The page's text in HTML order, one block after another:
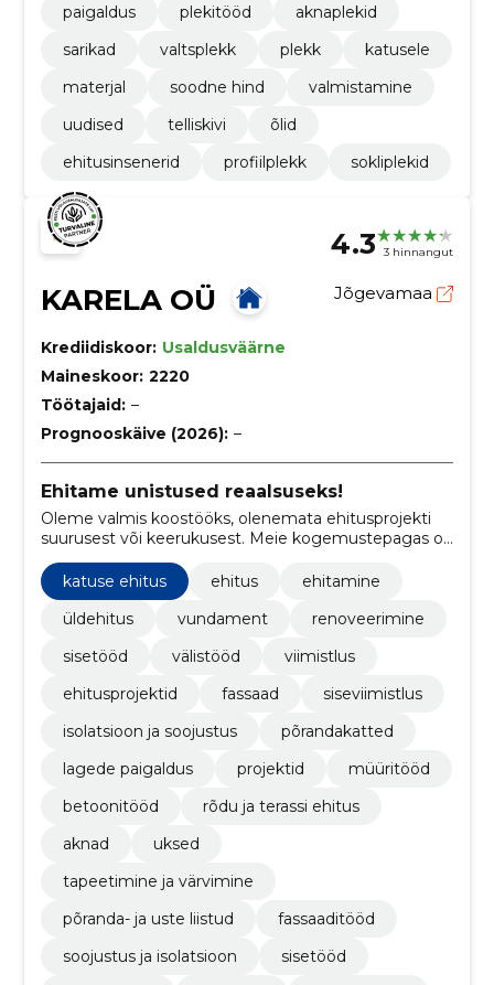
paigaldus
plekitööd
aknaplekid
sarikad
valtsplekk plekk
katusele
materjal
soodne hind
valmistamine
uudised
telliskivi
õlid
ehitusinsenerid
profiilplekk sokliplekid
4.3 3 hinnangut
KARELA OÜ Jõgevamaa
Krediidiskoor: Usaldusväärne
Maineskoor: 2220
Töötajaid: –
Prognooskäive (2026): –
Ehitame unistused reaalsuseks!
Oleme valmis koostööks, olenemata ehitusprojekti
suurusest või keerukusest. Meie kogemustepagas on
Tegutseme soomes.
katuse ehitus ehitus
ehitamine
üldehitus
vundament
renoveerimine
sisetööd
välistööd
viimistlus
ehitusprojektid
fassaad
siseviimistlus
isolatsioon ja soojustus
põrandakatted
lagede paigaldus
projektid
müüritööd
betoonitööd
rõdu ja terassi ehitus
aknad
uksed
tapeetimine ja värvimine
põranda- ja uste liistud
fassaaditööd
soojustus ja isolatsioon
sisetööd